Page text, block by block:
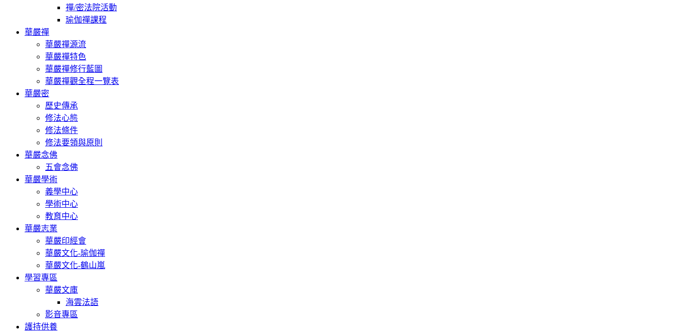
禪/密法院活動
瑜伽禪課程
華嚴禪
華嚴禪源流
華嚴禪特色
華嚴禪修行藍圖
華嚴禪觀全程一覽表
華嚴密
歷史傳承
修法心態
修法條件
修法要領與原則
華嚴念佛
五會念佛
華嚴學術
義學中心
學術中心
教育中心
華嚴志業
華嚴印經會
華嚴文化-瑜伽禪
華嚴文化-鶴山嵐
學習專區
華嚴文庫
海雲法語
影音專區
護持供養